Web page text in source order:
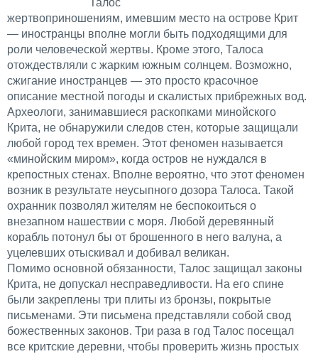
Талос
жертвоприношениям, имевшим место на острове Крит
— иностранцы вполне могли быть подходящими для
роли человеческой жертвы. Кроме этого, Талоса
отождествляли с жарким южным солнцем. Возможно,
сжигание иностранцев — это просто красочное
описание местной погоды и скалистых прибрежных вод.
Археологи, занимавшиеся раскопками минойского
Крита, не обнаружили следов стен, которые защищали
любой город тех времен. Этот феномен называется
«минойским миром», когда остров не нуждался в
крепостных стенах. Вполне вероятно, что этот феномен
возник в результате неусыпного дозора Талоса. Такой
охранник позволял жителям не беспокоиться о
внезапном нашествии с моря. Любой деревянный
корабль потонул бы от брошенного в него валуна, а
уцелевших отыскивал и добивал великан.
Помимо основной обязанности, Талос защищал законы
Крита, не допускал несправедливости. На его спине
были закреплены три плиты из бронзы, покрытые
письменами. Эти письмена представляли собой свод
божественных законов. Три раза в год Талос посещал
все критские деревни, чтобы проверить жизнь простых